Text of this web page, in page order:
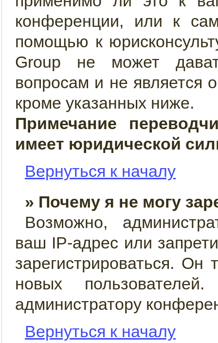
конференции, или к
помощью к
Group не может
вопросам и не является
кроме указанных ниже.
Примечание
имеет юридической
Вернуться к началу
» Почему я не могу
Возможно,
ваш IP-адрес или
зарегистрироваться. Он
новых
администратору
Вернуться к началу